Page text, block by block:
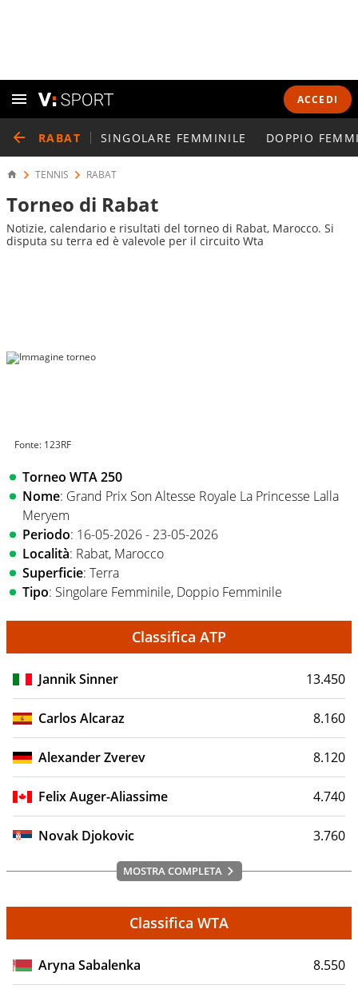
ACCEDI
RABAT SINGOLARE FEMMINILE DOPPIO
TENNIS RABAT
Torneo di Rabat
Notizie, calendario e risultati del torneo di Rabat, Marocco. Si
disputa su terra ed è valevole per il circuito Wta
Fonte: 123RF
Torneo WTA 250
Nome: Grand Prix Son Altesse Royale La Princesse Lalla
Meryem
Periodo: 16-05-2026 - 23-05-2026
Località: Rabat, Marocco
Superficie: Terra
Tipo: Singolare Femminile, Doppio Femminile
Classifica ATP
Jannik Sinner 13.450
Carlos Alcaraz 8.160
Alexander Zverev 8.120
Felix Auger-Aliassime 4.740
Novak Djokovic 3.760
MOSTRA COMPLETA
Classifica WTA
Aryna Sabalenka 8.550